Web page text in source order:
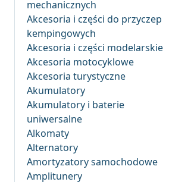
mechanicznych
Akcesoria i części do przyczep
kempingowych
Akcesoria i części modelarskie
Akcesoria motocyklowe
Akcesoria turystyczne
Akumulatory
Akumulatory i baterie
uniwersalne
Alkomaty
Alternatory
Amortyzatory samochodowe
Amplitunery